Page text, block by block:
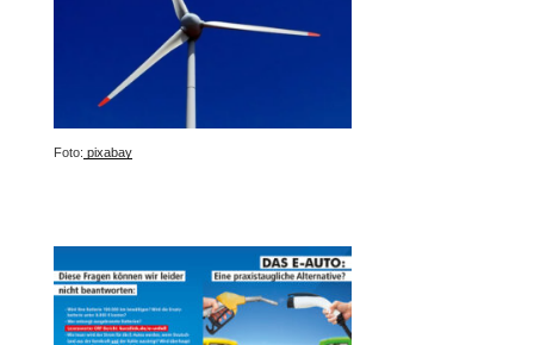
Foto: pixabay